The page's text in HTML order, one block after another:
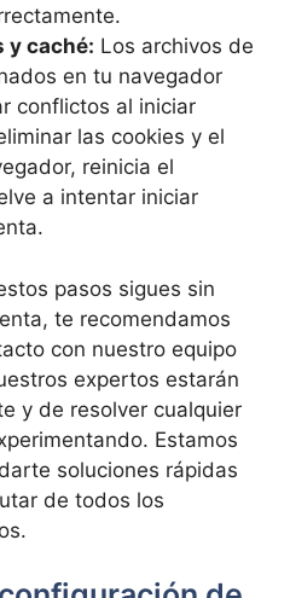
y caché: Los archivos de
‍en tu navegador
conflictos‍ al‌ iniciar
las cookies y el
reinicia el
a intentar iniciar
pasos sigues sin
te recomendamos
con nuestro ‌equipo
expertos estarán
y de resolver cualquier
Estamos
soluciones‌ rápidas
de todos los